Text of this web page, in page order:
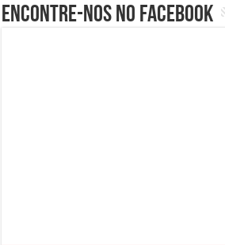
Encontre-nos no Facebook